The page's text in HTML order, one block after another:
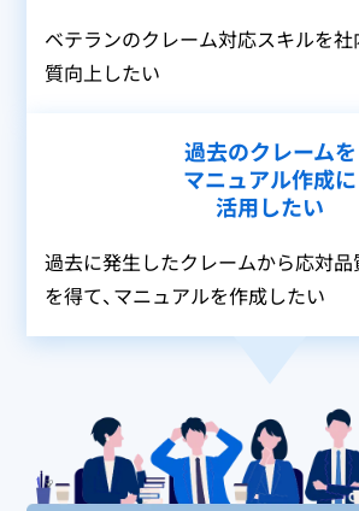
ベテランのクレーム対応スキルを社
質向上したい
過去のクレームを
マニュアル作成に
活用したい
過去に発生したクレームから応対
を得て、 マニュアルを作成したい